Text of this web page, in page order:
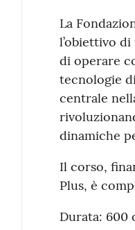
La
l’obiettivo
di operare
tecnologie
centrale
dinamiche
Il corso,
Plus, è
Durata: 600